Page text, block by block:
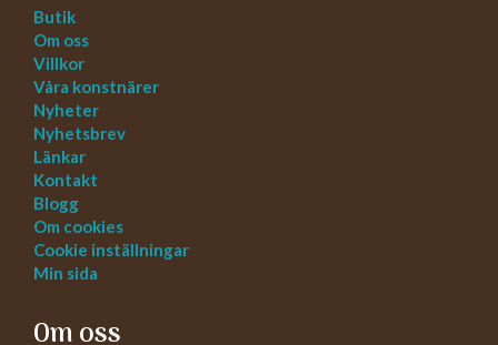
Butik
Om oss
Villkor
Våra konstnärer
Nyheter
Nyhetsbrev
Länkar
Kontakt
Blogg
Om cookies
Cookie inställningar
Min sida
Om oss